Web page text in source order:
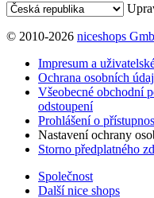
© 2010-2026 niceshops
Impresum a
Ochrana osobních
Všeobecné obchodní
odstoupení
Prohlášení o
Nastavení ochrany
Storno předplatného
Společnost
Další nice shops